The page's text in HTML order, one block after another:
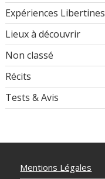
Expériences Libertines
Lieux à découvrir
Non classé
Récits
Tests & Avis
Mentions Légales